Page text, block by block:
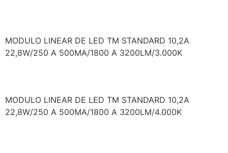
MODULO LINEAR DE LED TM STANDARD 10,2A
22,8W/250 A 500MA/1800 A 3200LM/3.000K
MODULO LINEAR DE LED TM STANDARD 10,2A
22,8W/250 A 500MA/1800 A 3200LM/4.000K